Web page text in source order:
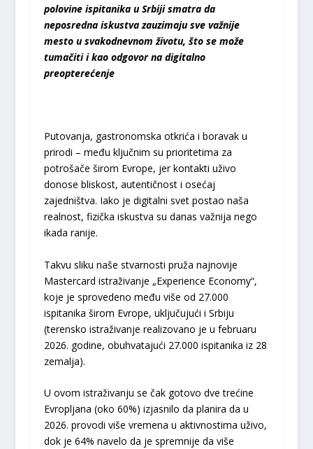
polovine ispitanika u Srbiji smatra da
neposredna iskustva zauzimaju sve važnije
mesto u svakodnevnom životu, što se može
tumačiti i kao odgovor na digitalno
preopterećenje
Putovanja, gastronomska otkrića i boravak u
prirodi – među ključnim su prioritetima za
potrošače širom Evrope, jer kontakti uživo
donose bliskost, autentičnost i osećaj
zajedništva. Iako je digitalni svet postao naša
realnost, fizička iskustva su danas važnija nego
ikada ranije.
Takvu sliku naše stvarnosti pruža najnovije
Mastercard istraživanje „Experience Economy“,
koje je sprovedeno među više od 27.000
ispitanika širom Evrope, uključujući i Srbiju
(terensko istraživanje realizovano je u februaru
2026. godine, obuhvatajući 27.000 ispitanika iz 28
zemalja).
U ovom istraživanju se čak gotovo dve trećine
Evropljana (oko 60%) izjasnilo da planira da u
2026. provodi više vremena u aktivnostima uživo,
dok je 64% navelo da je spremnije da više